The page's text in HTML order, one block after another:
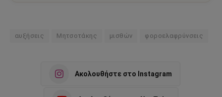
αυξήσεις Μητσοτάκης μισθών φοροελαφρύνσεις
Ακολουθήστε στο Instagram